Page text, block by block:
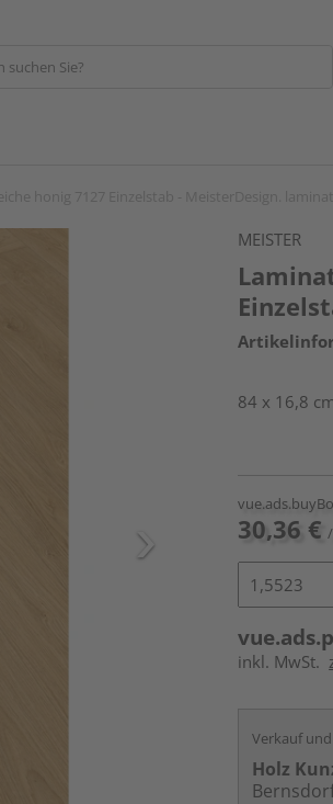
MEISTER
84 x 16,8
30,36 €
inkl. MwSt.
Verkauf
Holz